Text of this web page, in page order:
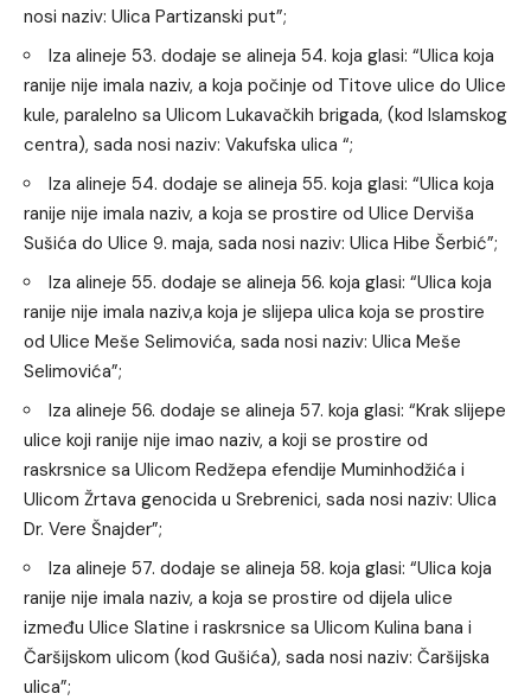
nosi naziv: Ulica Partizanski put”;
Iza alineje 53. dodaje se alineja 54. koja glasi: “Ulica koja
ranije nije imala naziv, a koja počinje od Titove ulice do Ulice
kule, paralelno sa Ulicom Lukavačkih brigada, (kod Islamskog
centra), sada nosi naziv: Vakufska ulica “;
Iza alineje 54. dodaje se alineja 55. koja glasi: “Ulica koja
ranije nije imala naziv, a koja se prostire od Ulice Derviša
Sušića do Ulice 9. maja, sada nosi naziv: Ulica Hibe Šerbić”;
Iza alineje 55. dodaje se alineja 56. koja glasi: “Ulica koja
ranije nije imala naziv,a koja je slijepa ulica koja se prostire
od Ulice Meše Selimovića, sada nosi naziv: Ulica Meše
Selimovića”;
Iza alineje 56. dodaje se alineja 57. koja glasi: “Krak slijepe
ulice koji ranije nije imao naziv, a koji se prostire od
raskrsnice sa Ulicom Redžepa efendije Muminhodžića i
Ulicom Žrtava genocida u Srebrenici, sada nosi naziv: Ulica
Dr. Vere Šnajder”;
Iza alineje 57. dodaje se alineja 58. koja glasi: “Ulica koja
ranije nije imala naziv, a koja se prostire od dijela ulice
između Ulice Slatine i raskrsnice sa Ulicom Kulina bana i
Čaršijskom ulicom (kod Gušića), sada nosi naziv: Čaršijska
ulica”;